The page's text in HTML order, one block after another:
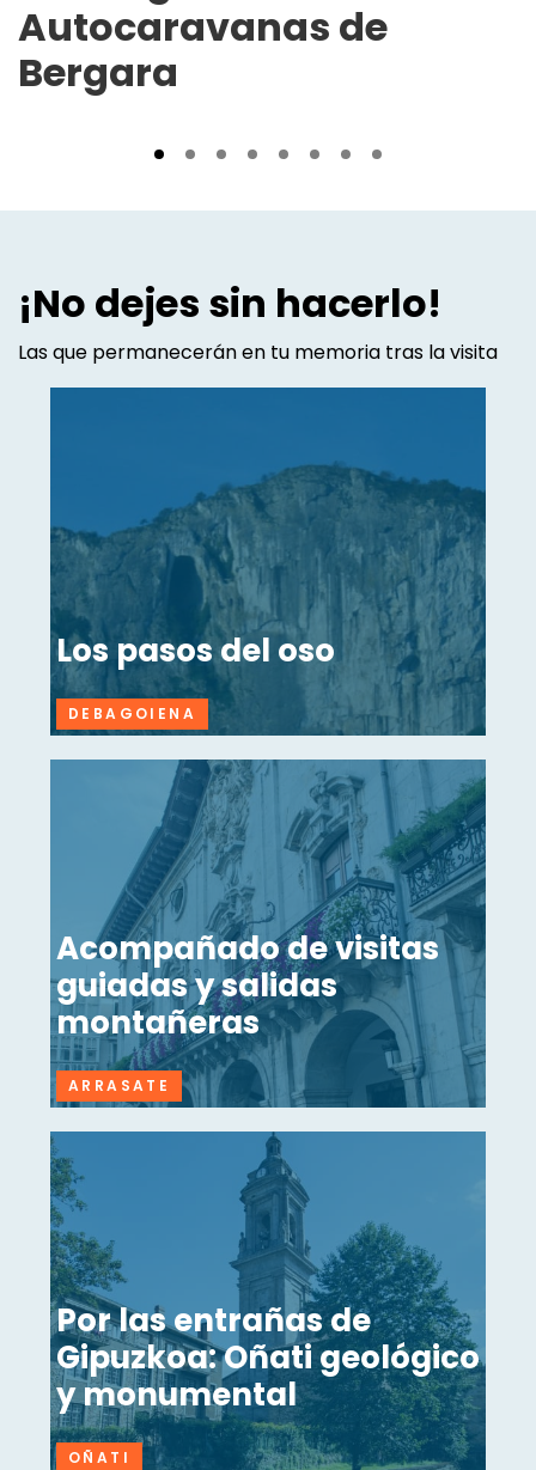
Autocaravanas de
Bergara
¡No dejes sin hacerlo!
Las que permanecerán en tu memoria tras la visita
Los pasos del oso
DEBAGOIENA
Acompañado de visitas
guiadas y salidas
montañeras
ARRASATE
Por las entrañas de
Gipuzkoa: Oñati geológico
y monumental
OÑATI